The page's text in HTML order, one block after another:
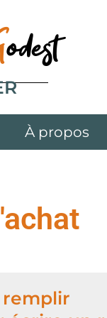
odest
À propos
remplir